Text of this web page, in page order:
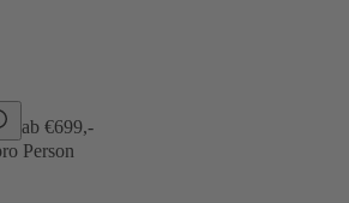
ab €699,-
Person